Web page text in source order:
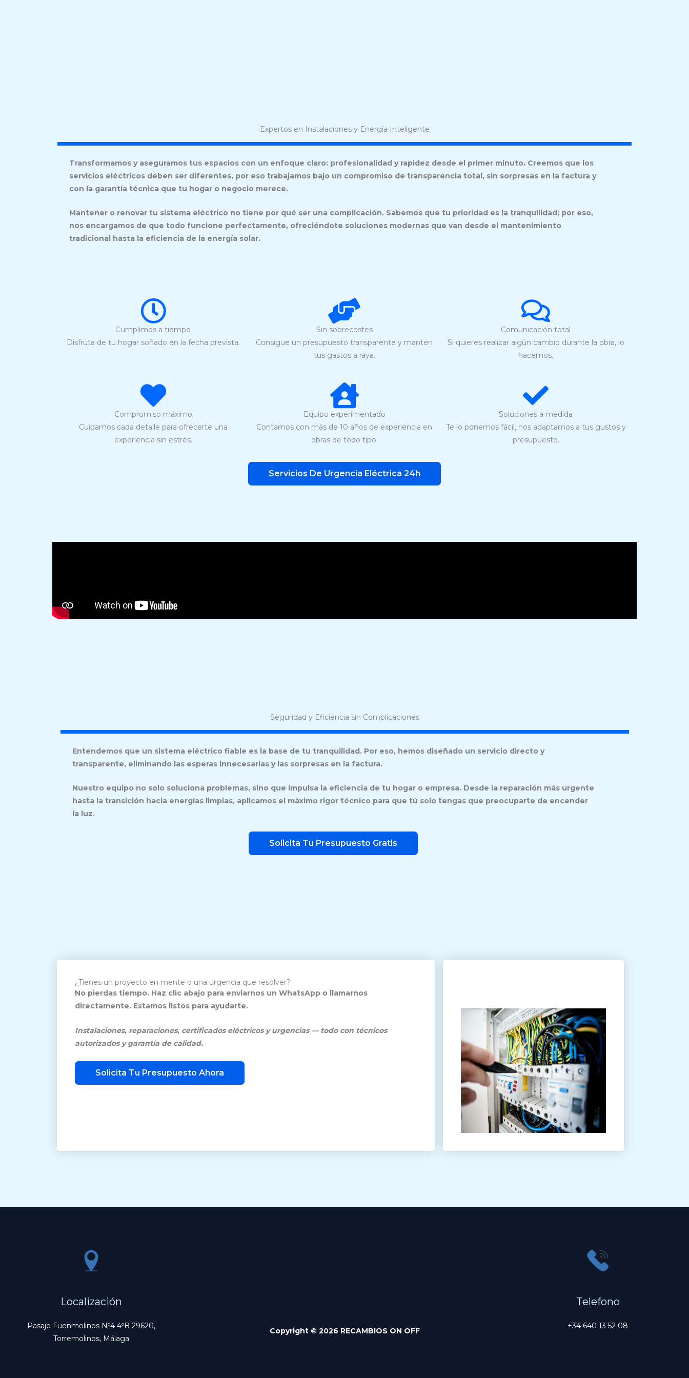
Expertos en Instalaciones y Energía Inteligente
Transformamos y aseguramos tus espacios con un enfoque claro: profesionalidad y rapidez desde el primer minuto. Creemos que los
servicios eléctricos deben ser diferentes, por eso trabajamos bajo un compromiso de transparencia total, sin sorpresas en la factura y
con la garantía técnica que tu hogar o negocio merece.
Mantener o renovar tu sistema eléctrico no tiene por qué ser una complicación. Sabemos que tu prioridad es la tranquilidad; por eso,
nos encargamos de que todo funcione perfectamente, ofreciéndote soluciones modernas que van desde el mantenimiento
tradicional hasta la eficiencia de la energía solar.
Cumplimos a tiempo
Disfruta de tu hogar soñado en la fecha prevista.
Sin sobrecostes
Consigue un presupuesto transparente y mantén
tus gastos a raya.
Comunicación total
Si quieres realizar algún cambio durante la obra, lo
hacemos.
Compromiso máximo
Cuidamos cada detalle para ofrecerte una
experiencia sin estrés.
Equipo experimentado
Contamos con más de 10 años de experiencia en
obras de todo tipo.
Soluciones a medida
Te lo ponemos fácil, nos adaptamos a tus gustos y
presupuesto.
Servicios De Urgencia Eléctrica 24h
Seguridad y Eficiencia sin Complicaciones
Entendemos que un sistema eléctrico fiable es la base de tu tranquilidad. Por eso, hemos diseñado un servicio directo y
transparente, eliminando las esperas innecesarias y las sorpresas en la factura.
Nuestro equipo no solo soluciona problemas, sino que impulsa la eficiencia de tu hogar o empresa. Desde la reparación más urgente
hasta la transición hacia energías limpias, aplicamos el máximo rigor técnico para que tú solo tengas que preocuparte de encender
la luz.
Solicita Tu Presupuesto Gratis
¿Tienes un proyecto en mente o una urgencia que resolver?
No pierdas tiempo. Haz clic abajo para enviarnos un WhatsApp o llamarnos
directamente. Estamos listos para ayudarte.
Instalaciones, reparaciones, certificados eléctricos y urgencias — todo con técnicos
autorizados y garantía de calidad.
Solicita Tu Presupuesto Ahora
Localización
Pasaje Fuenmolinos Nº4 4ºB 29620,
Torremolinos, Málaga
Copyright © 2026 RECAMBIOS ON OFF
Telefono
+34 640 13 52 08